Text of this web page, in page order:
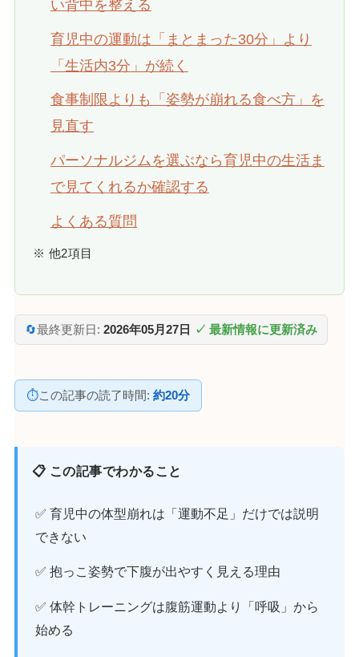
い背中を整える
育児中の運動は「まとまった30分」より
「生活内3分」が続く
食事制限よりも「姿勢が崩れる食べ方」を
見直す
パーソナルジムを選ぶなら育児中の生活ま
で見てくれるか確認する
よくある質問
※ 他2項目
🔄最終更新日: 2026年05月27日 ✓ 最新情報に更新済み
⏱この記事の読了時間: 約20分
📋 この記事でわかること
✅ 育児中の体型崩れは「運動不足」だけでは説明
できない
✅ 抱っこ姿勢で下腹が出やすく見える理由
✅ 体幹トレーニングは腹筋運動より「呼吸」から
始める